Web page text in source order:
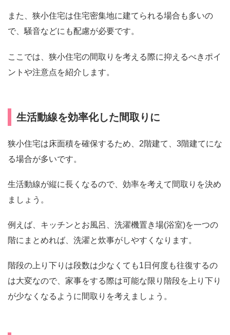
また、狭小住宅は住宅密集地に建てられる場合も多いの
で、騒音などにも配慮が必要です。
ここでは、狭小住宅の間取りを考える際に抑えるべきポイ
ントや注意点を紹介します。
生活動線を効率化した間取りに
狭小住宅は床面積を確保するため、2階建て、3階建てにな
る場合が多いです。
生活動線が縦に長くなるので、効率を考えて間取りを決め
ましょう。
例えば、キッチンとお風呂、洗濯機置き場(浴室)を一つの
階にまとめれば、洗濯と炊事がしやすくなります。
階段の上り下りは段数は少なくても1日何度も往復するの
は大変なので、家事をする際は可能な限り階段を上り下り
が少なくなるように間取りを考えましょう。